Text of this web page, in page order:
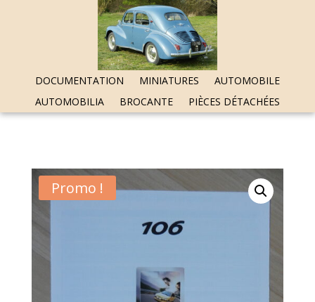
DOCUMENTATION MINIATURES
AUTOMOBILE
AUTOMOBILIA
BROCANTE PIÈCES DÉTACHÉES
Promo !